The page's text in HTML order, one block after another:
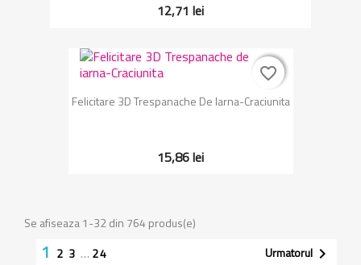
12,71 lei
Felicitare 3D Trespanache De Iarna-Craciunita
15,86 lei
favorite_border
favorite_border
Se afiseaza 1-32 din 764 produs(e)
1 2 3 … 24 Urmatorul 